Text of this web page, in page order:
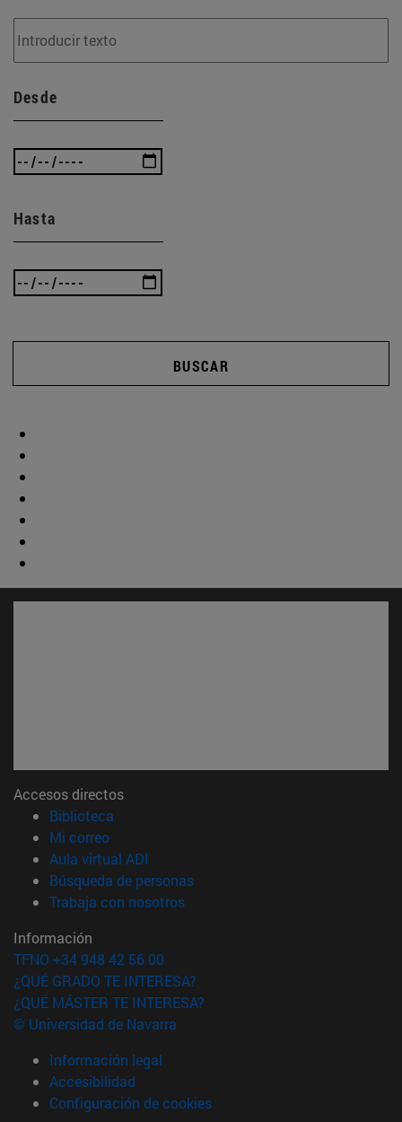
Desde
Hasta
BUSCAR
Accesos directos
Biblioteca
Mi correo(abre en nueva ventana)
Aula virtual ADI
Búsqueda de personas(abre en nueva ventana)
Trabaja con nosotros(abre en nueva ventana)
Información
TFNO +34 948 42 56 00
¿QUÉ GRADO TE INTERESA?
¿QUÉ MÁSTER TE INTERESA?
© Universidad de Navarra
Información legal
Accesibilidad
Configuración de cookies